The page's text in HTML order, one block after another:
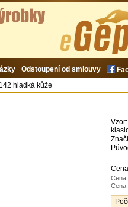
Odstoupení od smlouvy
hladká kůže
Vzor:
Cena
Cena